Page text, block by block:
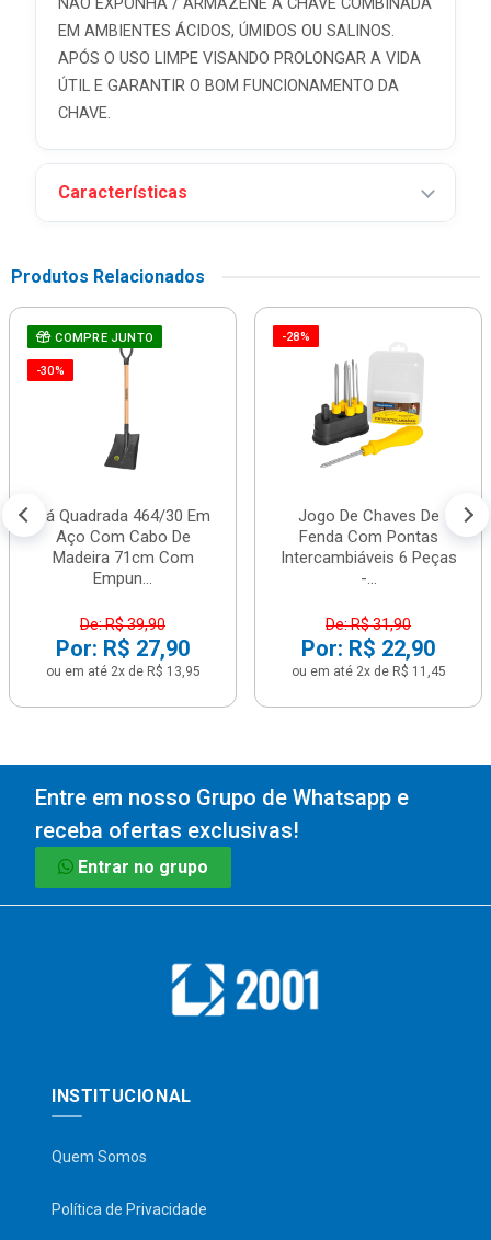
NÃO EXPONHA / ARMAZENE A CHAVE COMBINADA
EM AMBIENTES ÁCIDOS, ÚMIDOS OU SALINOS.
APÓS O USO LIMPE VISANDO PROLONGAR A VIDA
ÚTIL E GARANTIR O BOM FUNCIONAMENTO DA
CHAVE.
Características
Produtos Relacionados
COMPRE JUNTO
-30%
Pá Quadrada 464/30 Em
Aço Com Cabo De
Madeira 71cm Com
Empun...
De: R$ 39,90
Por: R$ 27,90
ou em até 2x de R$ 13,95
-28%
Jogo De Chaves De
Fenda Com Pontas
Intercambiáveis 6 Peças
-...
De: R$ 31,90
Por: R$ 22,90
ou em até 2x de R$ 11,45
Entre em nosso Grupo de Whatsapp e
receba ofertas exclusivas!
Entrar no grupo
INSTITUCIONAL
Quem Somos
Política de Privacidade